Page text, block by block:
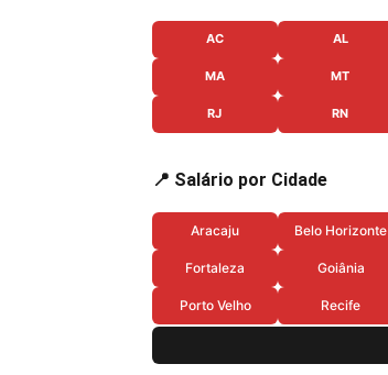
AC AL
MA MT
RJ RN
📍 Salário por Cidade
Aracaju Belo Horizonte
Fortaleza Goiânia
Porto Velho Recife